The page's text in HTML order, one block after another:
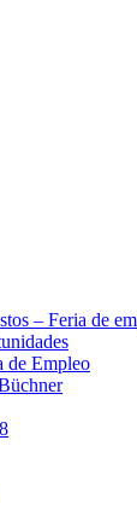
– Feria de
de Empleo